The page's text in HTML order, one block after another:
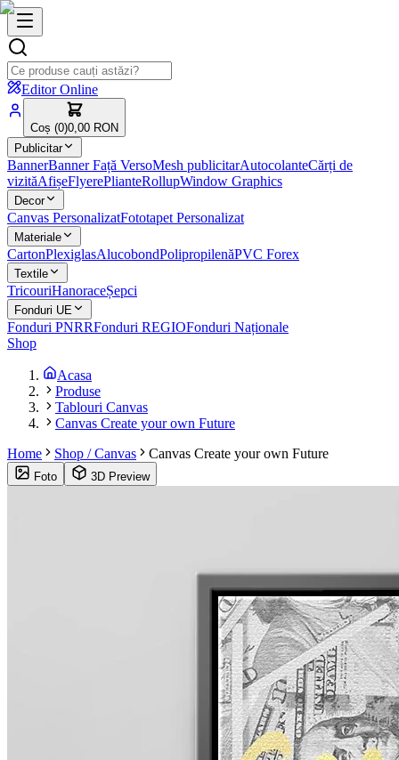
Editor Online
Coș (0)0,00 RON
Publicitar
BannerBanner Față VersoMesh publicitarAutocolanteCărți de
vizităAfișeFlyerePlianteRollupWindow Graphics
Decor
Canvas PersonalizatFototapet Personalizat
Materiale
CartonPlexiglasAlucobondPolipropilenăPVC Forex
Textile
TricouriHanoraceȘepci
Fonduri UE
Fonduri PNRRFonduri REGIOFonduri Naționale
Shop
Acasa
Produse
Tablouri Canvas
Canvas Create your own Future
Home
Shop / Canvas Canvas Create your own Future
Foto 3D Preview